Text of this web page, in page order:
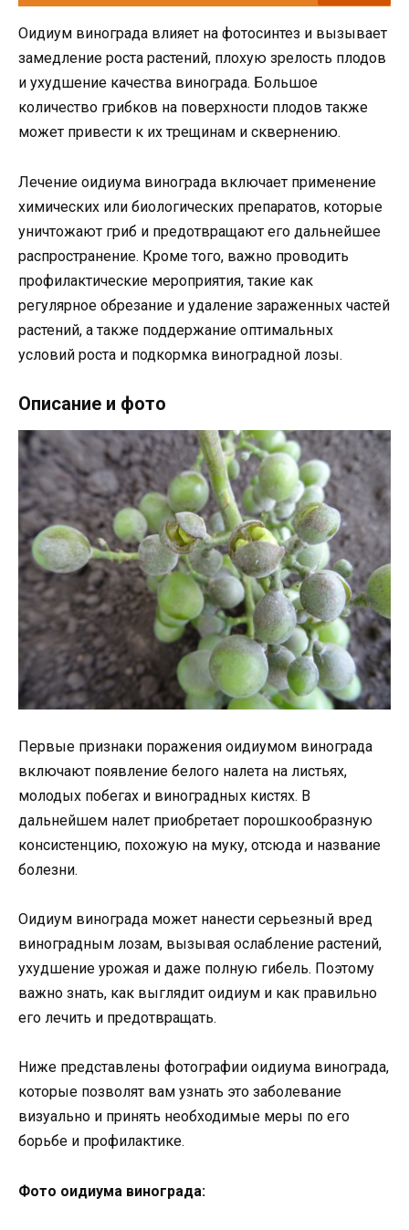
Оидиум винограда влияет на фотосинтез и вызывает
замедление роста растений, плохую зрелость плодов
и ухудшение качества винограда. Большое
количество грибков на поверхности плодов также
может привести к их трещинам и сквернению.
Лечение оидиума винограда включает применение
химических или биологических препаратов, которые
уничтожают гриб и предотвращают его дальнейшее
распространение. Кроме того, важно проводить
профилактические мероприятия, такие как
регулярное обрезание и удаление зараженных частей
растений, а также поддержание оптимальных
условий роста и подкормка виноградной лозы.
Описание и фото
Первые признаки поражения оидиумом винограда
включают появление белого налета на листьях,
молодых побегах и виноградных кистях. В
дальнейшем налет приобретает порошкообразную
консистенцию, похожую на муку, отсюда и название
болезни.
Оидиум винограда может нанести серьезный вред
виноградным лозам, вызывая ослабление растений,
ухудшение урожая и даже полную гибель. Поэтому
важно знать, как выглядит оидиум и как правильно
его лечить и предотвращать.
Ниже представлены фотографии оидиума винограда,
которые позволят вам узнать это заболевание
визуально и принять необходимые меры по его
борьбе и профилактике.
Фото оидиума винограда: